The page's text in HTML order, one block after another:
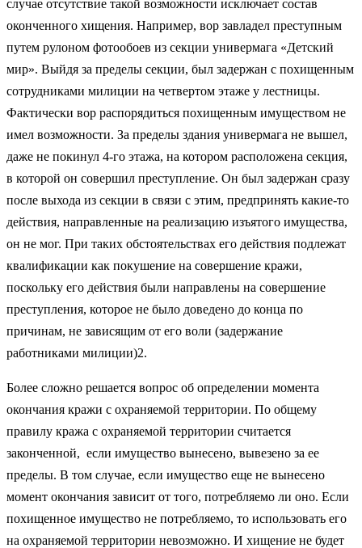
случае отсутствие такой возможности исключает состав
оконченного хищения. Например, вор завладел преступным
путем рулоном фотообоев из секции универмага «Детский
мир». Выйдя за пределы секции, был задержан с похищенным
сотрудниками милиции на четвертом этаже у лестницы.
Фактически вор распорядиться похищенным имуществом не
имел возможности. За пределы здания универмага не вышел,
даже не покинул 4-го этажа, на котором расположена секция,
в которой он совершил преступление. Он был задержан сразу
после выхода из секции в связи с этим, предпринять какие-то
действия, направленные на реализацию изъятого имущества,
он не мог. При таких обстоятельствах его действия подлежат
квалификации как покушение на совершение кражи,
поскольку его действия были направлены на совершение
преступления, которое не было доведено до конца по
причинам, не зависящим от его воли (задержание
работниками милиции)2.
Более сложно решается вопрос об определении момента
окончания кражи с охраняемой территории. По общему
правилу кража с охраняемой территории считается
законченной, если имущество вынесено, вывезено за ее
пределы. В том случае, если имущество еще не вынесено
момент окончания зависит от того, потребляемо ли оно. Если
похищенное имущество не потребляемо, то использовать его
на охраняемой территории невозможно. И хищение не будет